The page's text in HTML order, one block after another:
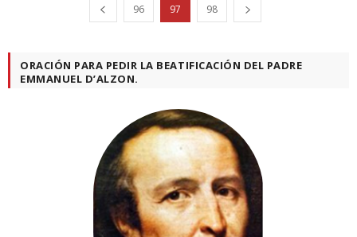
96 97 98
ORACIÓN PARA PEDIR LA BEATIFICACIÓN DEL PADRE
EMMANUEL D’ALZON.